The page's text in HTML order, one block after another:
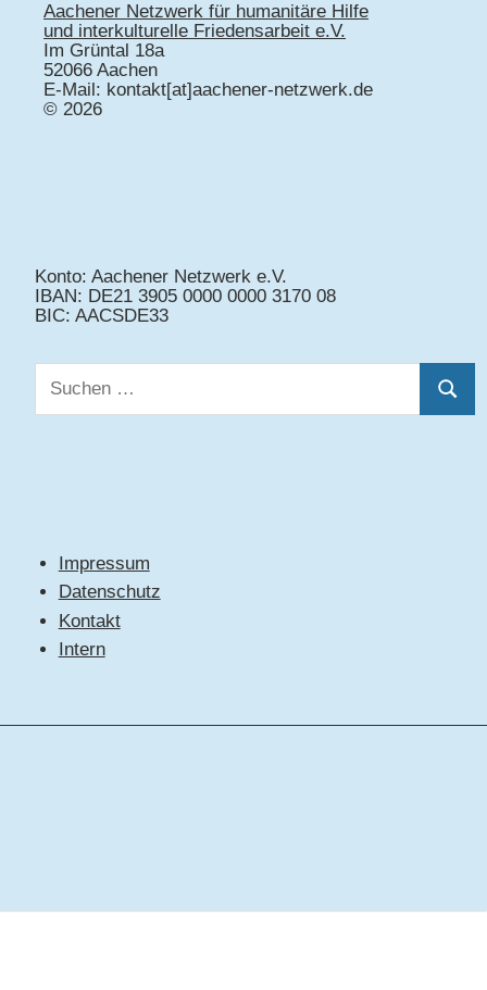
Aachener Netzwerk für humanitäre Hilfe
und interkulturelle Friedensarbeit e.V.
Im Grüntal 18a
52066 Aachen
E-Mail: kontakt[at]aachener-netzwerk.de
© 2026
Konto: Aachener Netzwerk e.V.
IBAN: DE21 3905 0000 0000 3170 08
BIC: AACSDE33
Suchen
nach:
Impressum
Datenschutz
Kontakt
Intern